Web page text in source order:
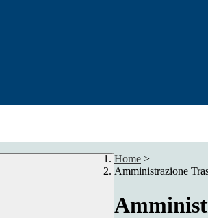
Home >
Amministrazione